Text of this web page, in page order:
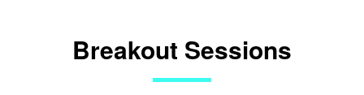
Breakout Sessions